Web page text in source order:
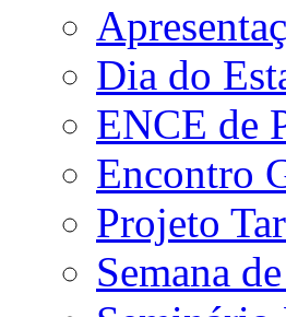
Dia do
ENCE de
Encontro
Projeto
Semana